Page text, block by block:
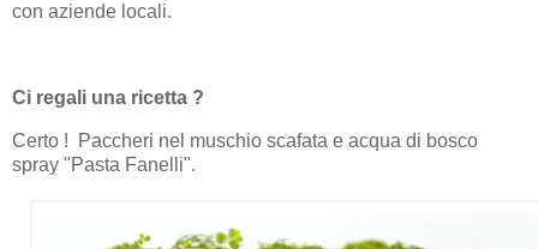
con aziende locali.
Ci regali una ricetta ?
Certo ! Paccheri nel muschio scafata e acqua di bosco
spray "Pasta Fanelli".